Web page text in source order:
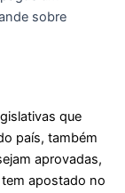
sobre
que
país, também
aprovadas,
apostado no